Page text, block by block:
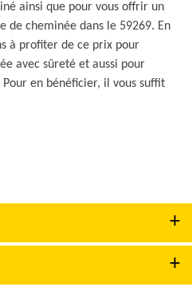
ainsi que pour vous offrir un
de cheminée dans le 59269. En
à profiter de ce prix pour
avec sûreté et aussi pour
en bénéficier, il vous suffit